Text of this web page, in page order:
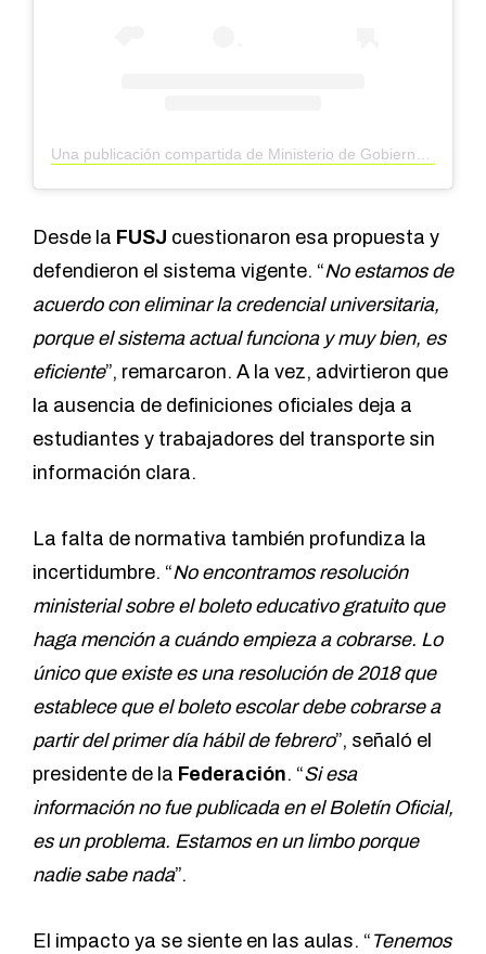
Una publicación compartida de Ministerio de Gobierno (@mingobsanjuan)
Desde la FUSJ cuestionaron esa propuesta y
defendieron el sistema vigente. “No estamos de
acuerdo con eliminar la credencial universitaria,
porque el sistema actual funciona y muy bien, es
eficiente”, remarcaron. A la vez, advirtieron que
la ausencia de definiciones oficiales deja a
estudiantes y trabajadores del transporte sin
información clara.
La falta de normativa también profundiza la
incertidumbre. “No encontramos resolución
ministerial sobre el boleto educativo gratuito que
haga mención a cuándo empieza a cobrarse. Lo
único que existe es una resolución de 2018 que
establece que el boleto escolar debe cobrarse a
partir del primer día hábil de febrero”, señaló el
presidente de la Federación. “Si esa
información no fue publicada en el Boletín Oficial,
es un problema. Estamos en un limbo porque
nadie sabe nada”.
El impacto ya se siente en las aulas. “ Tenemos